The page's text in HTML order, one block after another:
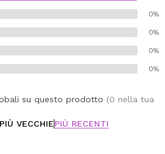
x 3 cm.
x 1 cm.
(pennello, spugna e palette...)
0%
0%
0%
0%
su questo prodotto (0 nella tua
PIÙ VECCHIEPIÙ RECENTI